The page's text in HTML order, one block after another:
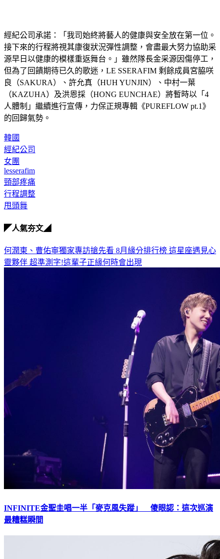
經紀公司承諾：「我司始終將藝人的健康與安全放在第一位。
接下來的行程將視其康復狀況彈性調整，會盡最大努力協助采
源早日以健康的模樣重返舞台。」雖然隊長金采源因傷停工，
但為了回饋期待已久的歌迷，LE SSERAFIM 剩餘成員宮脇咲
良（SAKURA）、許允真（HUH YUNJIN）、中村一葉
（KAZUHA）及洪恩採（HONG EUNCHAE）將暫時以「4
人體制」繼續進行宣傳，力保正規專輯《PUREFLOW pt.1》
的回歸氣勢。
韓國
經紀公司
女團
lesserafim
頸部疼痛
行程調整
甩頭舞
◤人氣夯文◢
何潤東、曹佑寧獨家專訪搶先看 8月緣分排行榜 這星座遇見心
靈夥伴 超準測字!這輩子正緣何時會出現
INFINITE金聖圭唱一半「麥克風失蹤」 傻眼認：這次巡演
最糟糕瞬間